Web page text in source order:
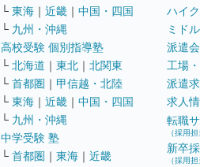
└ 東海 ｜ 近畿 ｜ 中国・四国
└ 九州・沖縄
高校受験 個別指導塾
└ 北海道 ｜ 東北 ｜ 北関東
└ 首都圏 ｜ 甲信越・北陸
└ 東海 ｜ 近畿 ｜ 中国・四国
└ 九州・沖縄
中学受験 塾
└ 首都圏 ｜ 東海 ｜ 近畿
ハイ
ミド
派遣
工場
派遣
求人
転職
（採用
新卒
（採用